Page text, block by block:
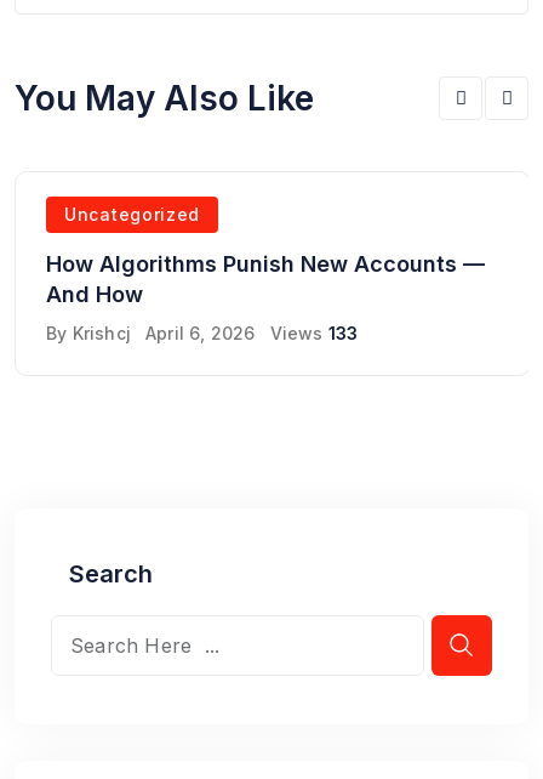
You May Also Like
Uncategorized
How Algorithms Punish New Accounts —
And How
By Krishcj April 6, 2026 Views 133
Search